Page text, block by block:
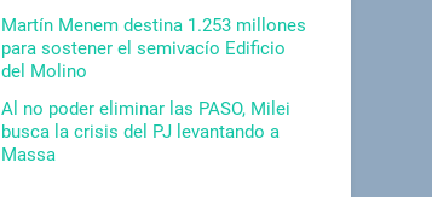
Martín Menem destina 1.253 millones
para sostener el semivacío Edificio
del Molino
Al no poder eliminar las PASO, Milei
busca la crisis del PJ levantando a
Massa